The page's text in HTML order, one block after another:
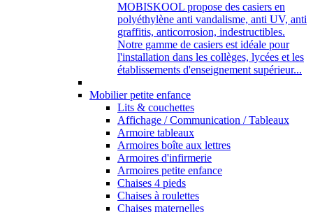
MOBISKOOL propose des casiers en
polyéthylène anti vandalisme, anti UV, anti
graffitis, anticorrosion, indestructibles.
Notre gamme de casiers est idéale pour
l'installation dans les collèges, lycées et les
établissements d'enseignement supérieur...
Mobilier petite enfance
Lits & couchettes
Affichage / Communication / Tableaux
Armoire tableaux
Armoires boîte aux lettres
Armoires d'infirmerie
Armoires petite enfance
Chaises 4 pieds
Chaises à roulettes
Chaises maternelles